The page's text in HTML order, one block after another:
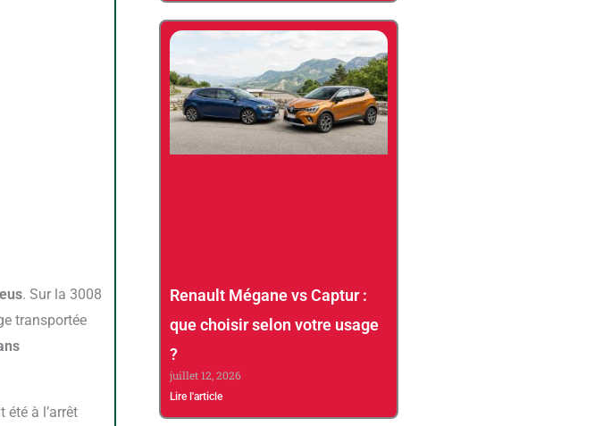
Renault Mégane vs Captur :
que choisir selon votre usage
?
juillet 12, 2026
Lire l'article
. Sur la 3008
transportée
été à l’arrêt